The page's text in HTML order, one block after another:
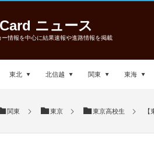
ニュース
ー情報を中心に結果速報や進路情報を掲載
東北 北信越 関東 東海
関東 東京 東京高校生